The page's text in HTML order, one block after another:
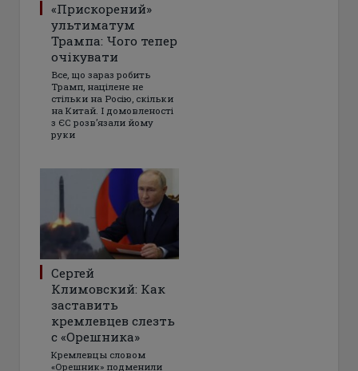
«Прискорений»
ультиматум
Трампа: Чого тепер
очікувати
Все, що зараз робить
Трамп, націлене не
стільки на Росію, скільки
на Китай. І домовленості
з ЄС розвʼязали йому
руки
Сергей
Климовский: Как
заставить
кремлевцев слезть
с «Орешника»
Кремлевцы словом
«Орешник» подменили